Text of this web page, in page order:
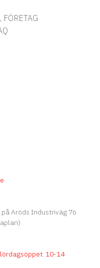
Aröds Industriväg 76
. 10-14